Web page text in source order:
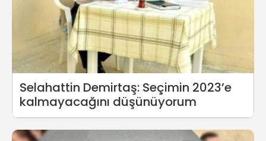
Selahattin Demirtaş: Seçimin 2023’e
kalmayacağını düşünüyorum